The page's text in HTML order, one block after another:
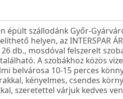
épült szállodánk Győr-
helyen, az INTERSPAR
db., mosdóval felszerelt
A szobákhoz közös
belvárosa 10-15 perces
kényelmes, csendes
szeretettel várjuk kedves